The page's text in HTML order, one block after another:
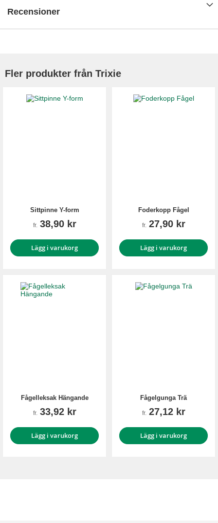
Recensioner
Fler produkter från Trixie
Sittpinne Y-form
fr. 38,90 kr
Lägg i varukorg
Foderkopp Fågel
fr. 27,90 kr
Lägg i varukorg
Fågelleksak Hängande
fr. 33,92 kr
Lägg i varukorg
Fågelgunga Trä
fr. 27,12 kr
Lägg i varukorg